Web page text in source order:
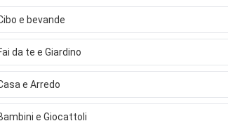
e bevande
da te e Giardino
e Arredo
e Giocattoli